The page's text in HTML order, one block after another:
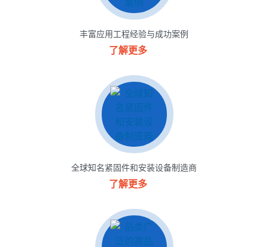
丰富应用工程经验与成功案例
了解更多
全球知名紧固件和安装设备制造商
了解更多